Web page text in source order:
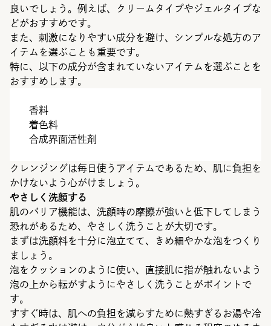
良いでしょう。例えば、クリームタイプやジェルタイプな
どがおすすめです。
また、刺激になりやすい成分を避け、シンプルな処方のア
イテムを選ぶことも重要です。
特に、以下の成分が含まれていないアイテムを選ぶことを
おすすめします。
香料
着色料
合成界面活性剤
クレンジングは毎日使うアイテムであるため、肌に負担を
かけないよう心がけましょう。
やさしく洗顔する
肌のバリア機能は、洗顔時の摩擦が強いと低下してしまう
恐れがあるため、やさしく洗うことが大切です。
まずは洗顔料を十分に泡立てて、きめ細やかな泡をつくり
ましょう。
泡をクッションのように使い、直接肌に指が触れないよう
泡の上から転がすようにやさしく洗うことがポイントで
す。
すすぐ時は、肌への負担を減らすために熱すぎるお湯や冷